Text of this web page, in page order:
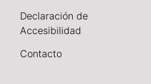
Declaración de
Accesibilidad
Contacto